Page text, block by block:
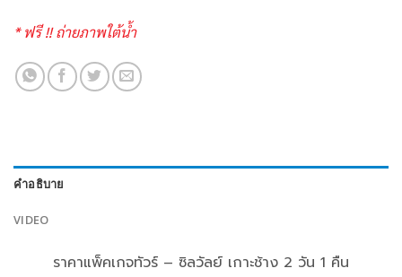
* ฟรี !! ถ่ายภาพใต้น้ำ
คำอธิบาย
VIDEO
ราคาแพ็คเกจทัวร์ – ซิลวัลย์ เกาะช้าง 2 วัน 1 คืน